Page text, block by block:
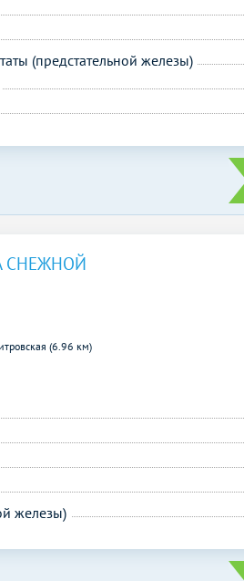
(предстательной железы)
СНЕЖНОЙ
(6.96 км)
железы)